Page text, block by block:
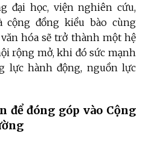
đại học, viện nghiên cứu,
cộng đồng kiều bào cùng
hóa sẽ trở thành một hệ
rộng mở, khi đó sức mạnh
lực hành động, nguồn lực
để đóng góp vào Cộng